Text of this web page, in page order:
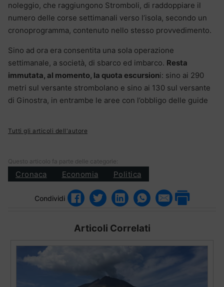
noleggio, che raggiungono Stromboli, di raddoppiare il
numero delle corse settimanali verso l’isola, secondo un
cronoprogramma, contenuto nello stesso provvedimento.
Sino ad ora era consentita una sola operazione
settimanale, a società, di sbarco ed imbarco. Resta
immutata, al momento, la quota escursioni: sino ai 290
metri sul versante strombolano e sino ai 130 sul versante
di Ginostra, in entrambe le aree con l’obbligo delle guide
Tutti gli articoli dell'autore
Questo articolo fa parte delle categorie:
Cronaca Economia Politica
Condividi
Articoli Correlati